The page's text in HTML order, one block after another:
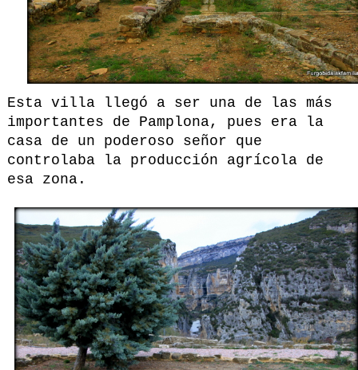
Esta villa llegó a ser una de las más
importantes de Pamplona, pues era la
casa de un poderoso señor que
controlaba la producción agrícola de
esa zona.